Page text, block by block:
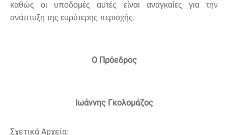
καθώς οι υποδομές αυτές είναι αναγκαίες για την
ανάπτυξη της ευρύτερης περιοχής.
Ο Πρόεδρος
Ιωάννης Γκολομάζος
Σχετικά Αρχεία: